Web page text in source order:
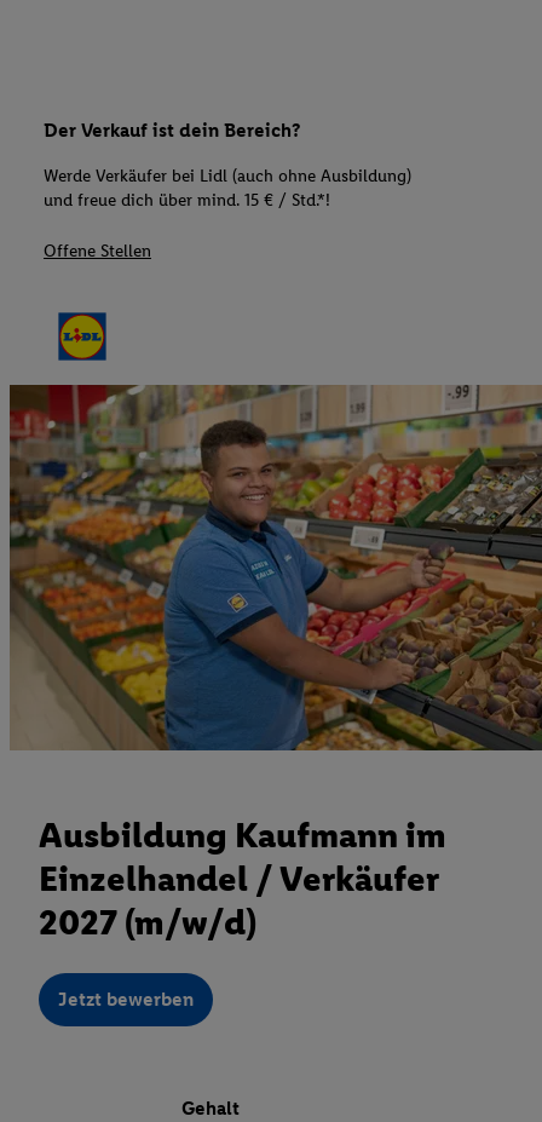
Der Verkauf ist dein Bereich?
Werde Verkäufer bei Lidl (auch ohne Ausbildung)
und freue dich über mind. 15 € / Std.*!
Offene Stellen
Ausbildung Kaufmann im
Einzelhandel / Verkäufer
2027 (m/w/d)
Jetzt bewerben
Gehalt